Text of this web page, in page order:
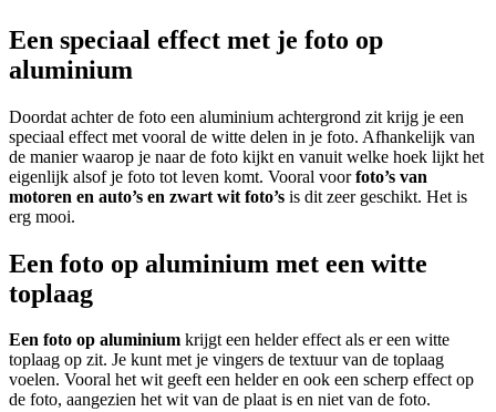
Een speciaal effect met je foto op
aluminium
Doordat achter de foto een aluminium achtergrond zit krijg je een
speciaal effect met vooral de witte delen in je foto. Afhankelijk van
de manier waarop je naar de foto kijkt en vanuit welke hoek lijkt het
eigenlijk alsof je foto tot leven komt. Vooral voorfoto’s van
motoren en auto’s en zwart wit foto’s is dit zeer geschikt. Het is
erg mooi.
Een foto op aluminium met een witte
toplaag
Een foto op aluminium krijgt een helder effect als er een witte
toplaag op zit. Je kunt met je vingers de textuur van de toplaag
voelen. Vooral het wit geeft een helder en ook een scherp effect op
de foto, aangezien het wit van de plaat is en niet van de foto.